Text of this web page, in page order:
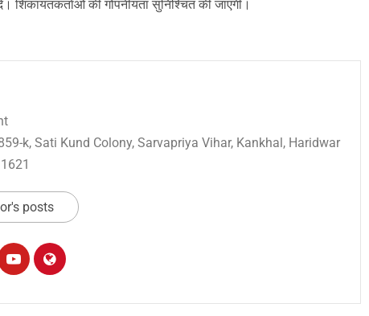
शिकायतकर्ताओं की गोपनीयता सुनिश्चित की जाएगी।
k, Sati Kund Colony, Sarvapriya Vihar, Kankhal, Haridwar
posts